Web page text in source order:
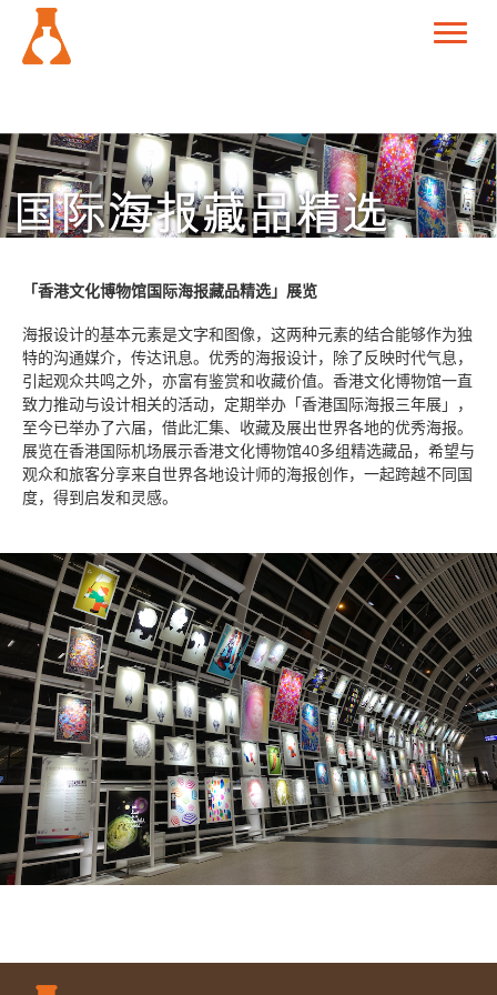
「香港文化博物馆国际海报藏品精选」展览
海报设计的基本元素是文字和图像，这两种元素的结合能够作为独
特的沟通媒介，传达讯息。优秀的海报设计，除了反映时代气息，
引起观众共鸣之外，亦富有鉴赏和收藏价值。香港文化博物馆一直
致力推动与设计相关的活动，定期举办「香港国际海报三年展」，
至今已举办了六届，借此汇集、收藏及展出世界各地的优秀海报。
展览在香港国际机场展示香港文化博物馆40多组精选藏品，希望与
观众和旅客分享来自世界各地设计师的海报创作，一起跨越不同国
度，得到启发和灵感。